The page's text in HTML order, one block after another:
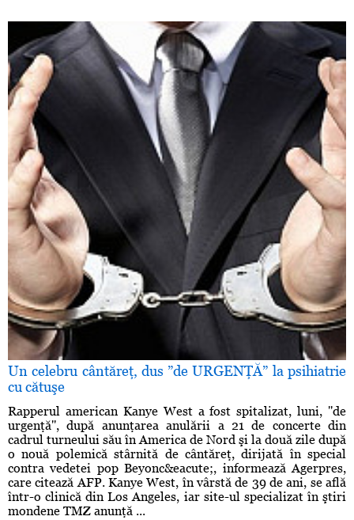
Un celebru cântăreţ, dus ”de URGENŢĂ” la psihiatrie
cu cătuşe
Rapperul american Kanye West a fost spitalizat, luni, ''de
urgenţă'', după anunţarea anulării a 21 de concerte din
cadrul turneului său în America de Nord şi la două zile după
o nouă polemică stârnită de cântăreţ, dirijată în special
contra vedetei pop Beyonc&eacute;, informează Agerpres,
care citează AFP. Kanye West, în vârstă de 39 de ani, se află
într-o clinică din Los Angeles, iar site-ul specializat în ştiri
mondene TMZ anunţă ...